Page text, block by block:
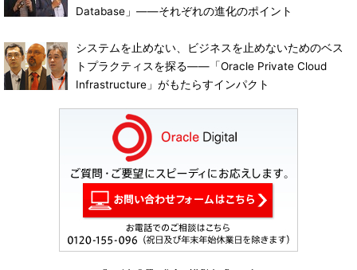
Database」――それぞれの進化のポイント
システムを止めない、ビジネスを止めないためのベス
トプラクティスを探る――「Oracle Private Cloud
Infrastructure」がもたらすインパクト